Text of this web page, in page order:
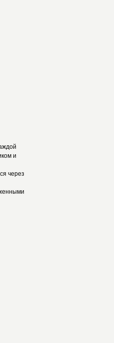
и
через